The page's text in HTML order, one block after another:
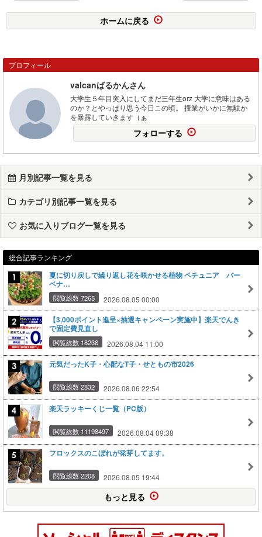
ホームに戻る
プロフィール
valcanばるかんさん
大学生５年目突入にしてまだ三年生orz 大学に意味はある
のか？とやっぱり思う今日この頃。 授業がいかに無駄か
を暴露していきます（ぁ
フォローする
月別記事一覧を見る
カテゴリ別記事一覧を見る
お気に入りブログ一覧を見る
総合記事ランキング
夏に切り戻しで繰り返し花を咲かせる植物 ペチュニア バー
ベナ…
閲覧総数 7265 2026.08.05 00:00
【3,000ポイント進呈×抽選キャンペーン実施中】楽天でんき
で固定費見直し
閲覧総数 18238 2026.08.04 11:00
元気だったK子・心配なT子・せともの市2026
閲覧総数 2832 2026.08.06 22:54
楽天ラッキーくじ一覧（PC版）
閲覧総数 11198497 2026.08.04 09:38
フロックスのこぼれが発芽してます。
閲覧総数 2208 2026.08.05 19:44
もっと見る